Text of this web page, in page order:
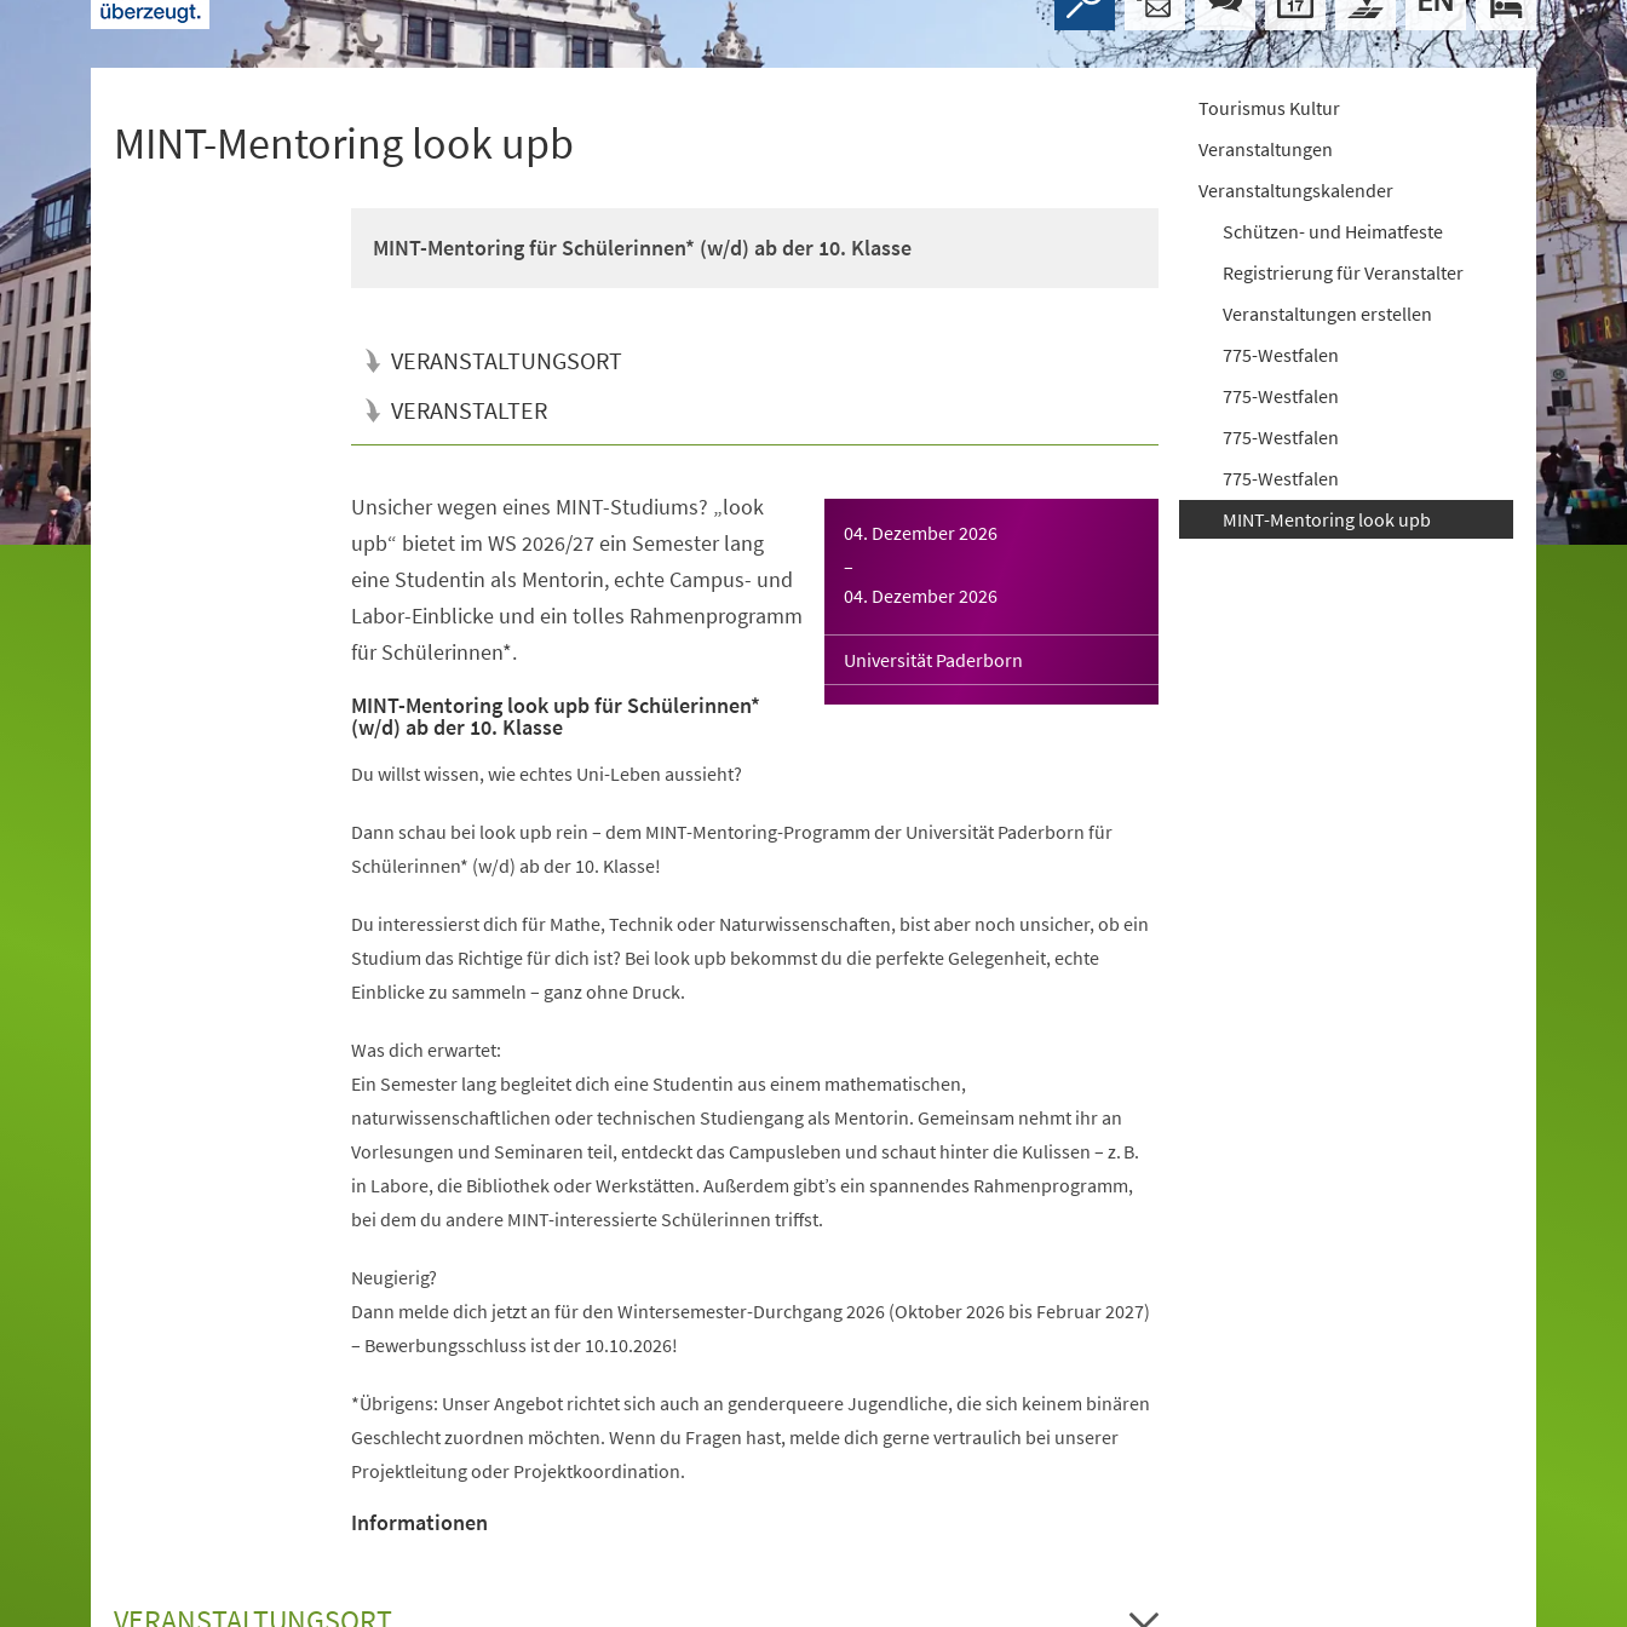
MINT-Mentoring look upb
MINT-Mentoring für Schülerinnen* (w/d) ab der 10. Klasse
VERANSTALTUNGSORT
VERANSTALTER
04. Dezember 2026
–
04. Dezember 2026
Universität Paderborn
Unsicher wegen eines MINT-Studiums? „look
upb“ bietet im WS 2026/27 ein Semester lang
eine Studentin als Mentorin, echte Campus- und
Labor-Einblicke und ein tolles Rahmenprogramm
für Schülerinnen*.
MINT-Mentoring look upb für Schülerinnen*
(w/d) ab der 10. Klasse
Du willst wissen, wie echtes Uni-Leben aussieht?
Dann schau bei look upb rein – dem MINT-Mentoring-Programm der Universität Paderborn für
Schülerinnen* (w/d) ab der 10. Klasse!
Du interessierst dich für Mathe, Technik oder Naturwissenschaften, bist aber noch unsicher, ob ein
Studium das Richtige für dich ist? Bei look upb bekommst du die perfekte Gelegenheit, echte
Einblicke zu sammeln – ganz ohne Druck.
Was dich erwartet:
Ein Semester lang begleitet dich eine Studentin aus einem mathematischen,
naturwissenschaftlichen oder technischen Studiengang als Mentorin. Gemeinsam nehmt ihr an
Vorlesungen und Seminaren teil, entdeckt das Campusleben und schaut hinter die Kulissen – z. B.
in Labore, die Bibliothek oder Werkstätten. Außerdem gibt’s ein spannendes Rahmenprogramm,
bei dem du andere MINT-interessierte Schülerinnen triffst.
Neugierig?
Dann melde dich jetzt an für den Wintersemester-Durchgang 2026 (Oktober 2026 bis Februar 2027)
– Bewerbungsschluss ist der 10.10.2026!
*Übrigens: Unser Angebot richtet sich auch an genderqueere Jugendliche, die sich keinem binären
Geschlecht zuordnen möchten. Wenn du Fragen hast, melde dich gerne vertraulich bei unserer
Projektleitung oder Projektkoordination.
Informationen
Tourismus Kultur
Veranstaltungen
Veranstaltungskalender
Schützen- und Heimatfeste
Registrierung für Veranstalter
Veranstaltungen erstellen
775-Westfalen
775-Westfalen
775-Westfalen
775-Westfalen
MINT-Mentoring look upb